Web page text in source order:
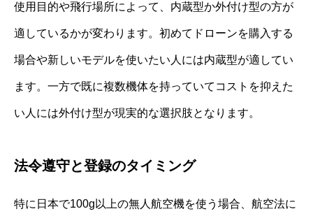
使用目的や飛行場所によって、内蔵型か外付け型の方が
適しているかが変わります。初めてドローンを購入する
場合や新しいモデルを使いたい人には内蔵型が適してい
ます。一方で既に複数機体を持っていてコストを抑えた
い人には外付け型が現実的な選択肢となります。
法令遵守と登録のタイミング
特に日本で100g以上の無人航空機を使う場合、航空法に